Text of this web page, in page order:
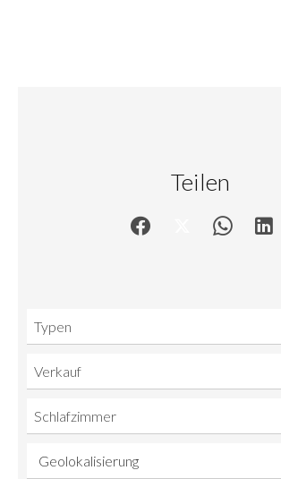
Teilen
Typen
Verkauf
Schlafzimmer
Geolokalisierung